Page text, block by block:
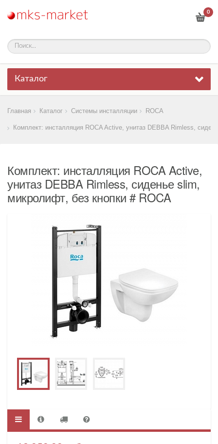
0
Каталог
Главная Каталог Системы инсталляции ROCA
Комплект: инсталляция ROCA Active, унитаз DEBBA Rimless,
Комплект: инсталляция ROCA Active,
унитаз DEBBA Rimless, сиденье slim,
микролифт, без кнопки # ROCA